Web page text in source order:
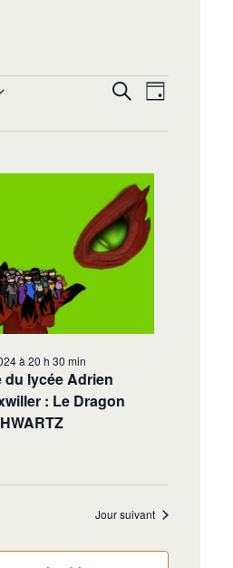
Recherche
navigation
de
vues
Recherche
vues
Jour
du lycée Adrien
: Le Dragon
à 20 h 30 min
Jour suivant